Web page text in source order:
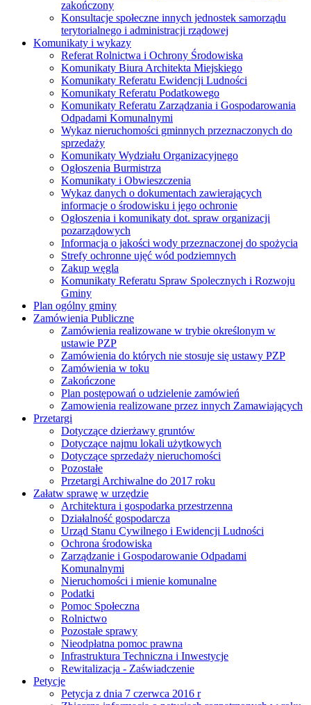
zakończony
Konsultacje społeczne innych jednostek samorządu
terytorialnego i administracji rządowej
Komunikaty i wykazy
Referat Rolnictwa i Ochrony Środowiska
Komunikaty Biura Architekta Miejskiego
Komunikaty Referatu Ewidencji Ludności
Komunikaty Referatu Podatkowego
Komunikaty Referatu Zarządzania i Gospodarowania
Odpadami Komunalnymi
Wykaz nieruchomości gminnych przeznaczonych do
sprzedaży
Komunikaty Wydziału Organizacyjnego
Ogłoszenia Burmistrza
Komunikaty i Obwieszczenia
Wykaz danych o dokumentach zawierających
informacje o środowisku i jego ochronie
Ogłoszenia i komunikaty dot. spraw organizacji
pozarządowych
Informacja o jakości wody przeznaczonej do spożycia
Strefy ochronne ujęć wód podziemnych
Zakup węgla
Komunikaty Referatu Spraw Spolecznych i Rozwoju
Gminy
Plan ogólny gminy
Zamówienia Publiczne
Zamówienia realizowane w trybie określonym w
ustawie PZP
Zamówienia do których nie stosuje się ustawy PZP
Zamówienia w toku
Zakończone
Plan postępowań o udzielenie zamówień
Zamowienia realizowane przez innych Zamawiających
Przetargi
Dotyczące dzierżawy gruntów
Dotyczące najmu lokali użytkowych
Dotyczące sprzedaży nieruchomości
Pozostałe
Przetargi Archiwalne do 2017 roku
Załatw sprawę w urzędzie
Architektura i gospodarka przestrzenna
Działalność gospodarcza
Urząd Stanu Cywilnego i Ewidencji Ludności
Ochrona środowiska
Zarządzanie i Gospodarowanie Odpadami
Komunalnymi
Nieruchomości i mienie komunalne
Podatki
Pomoc Społeczna
Rolnictwo
Pozostałe sprawy
Nieodpłatna pomoc prawna
Infrastruktura Techniczna i Inwestycje
Rewitalizacja - Zaświadczenie
Petycje
Petycja z dnia 7 czerwca 2016 r